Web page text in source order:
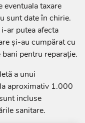
eventuala taxare
sunt date în chirie.
ar putea afecta
și-au cumpărat cu
pentru reparație.
a unui
aproximativ 1.000
incluse
sanitare.